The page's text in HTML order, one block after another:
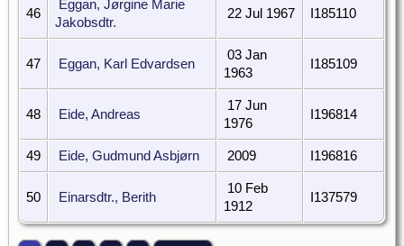
46
Eggan, Jørgine Marie
Jakobsdtr.
22 Jul 1967 I185110
47 Eggan, Karl Edvardsen
03 Jan
1963
I185109
48 Eide, Andreas
17 Jun
1976
I196814
49 Eide, Gudmund Asbjørn 2009 I196816
50 Einarsdtr., Berith
10 Feb
1912
I137579